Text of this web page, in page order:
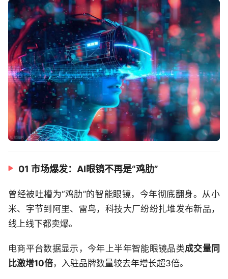
01 市场爆发：AI眼镜不再是“鸡肋”
曾经被吐槽为“鸡肋”的智能眼镜，今年彻底翻身。从小
米、字节到阿里、雷鸟，科技大厂纷纷扎堆发布新品，
线上线下都卖爆。
电商平台数据显示，今年上半年智能眼镜品类成交量同
比激增10倍，入驻品牌数量较去年增长超3倍。